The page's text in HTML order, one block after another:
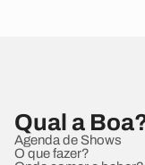
Qual a
Agenda de Shows
O que fazer?